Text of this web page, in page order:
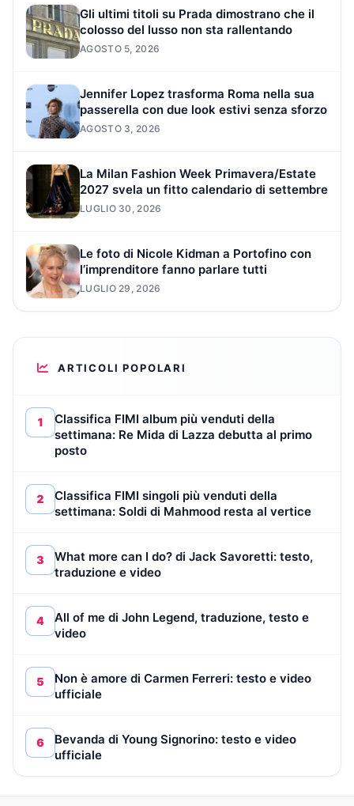
Gli ultimi titoli su Prada dimostrano che il
colosso del lusso non sta rallentando
AGOSTO 5, 2026
Jennifer Lopez trasforma Roma nella sua
passerella con due look estivi senza sforzo
AGOSTO 3, 2026
La Milan Fashion Week Primavera/Estate
2027 svela un fitto calendario di settembre
LUGLIO 30, 2026
Le foto di Nicole Kidman a Portofino con
l’imprenditore fanno parlare tutti
LUGLIO 29, 2026
ARTICOLI POPOLARI
1
Classifica FIMI album più venduti della
settimana: Re Mida di Lazza debutta al primo
posto
2
Classifica FIMI singoli più venduti della
settimana: Soldi di Mahmood resta al vertice
3
What more can I do? di Jack Savoretti: testo,
traduzione e video
4
All of me di John Legend, traduzione, testo e
video
5
Non è amore di Carmen Ferreri: testo e video
ufficiale
6
Bevanda di Young Signorino: testo e video
ufficiale